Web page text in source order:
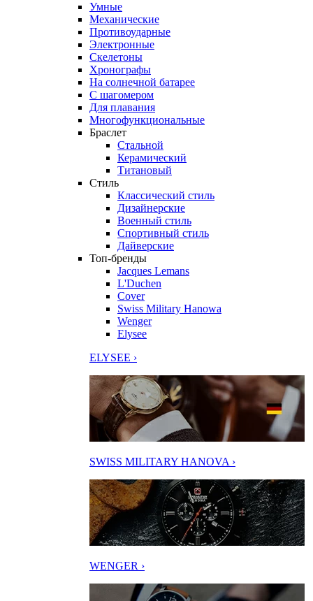
Умные
Механические
Противоударные
Электронные
Скелетоны
Хронографы
На солнечной батарее
С шагомером
Для плавания
Многофункциональные
Браслет
Стальной
Керамический
Титановый
Стиль
Классический стиль
Дизайнерские
Военный стиль
Спортивный стиль
Дайверские
Топ-бренды
Jacques Lemans
L'Duchen
Cover
Swiss Military Hanowa
Wenger
Elysee
ELYSEE ›
SWISS MILITARY HANOVA ›
WENGER ›